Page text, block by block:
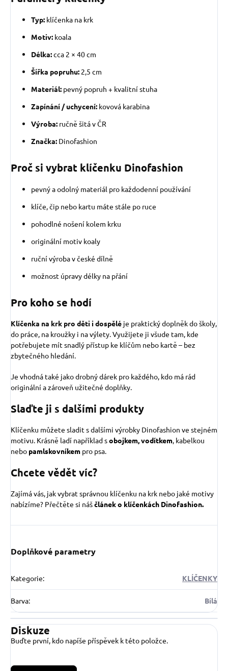
Typ: klíčenka na krk
Motiv: koala
Délka:cca 2 × 40 cm
Šířka popruhu: 2,5 cm
Materiál: pevný popruh + kvalitní stuha
Zapínání / uchycení: kovová karabina
Výroba: ručně šitá v ČR
Značka: Dinofashion
Proč si vybrat klíčenku Dinofashion
pevný a odolný materiál pro každodenní používání
klíče, čip nebo kartu máte stále po ruce
pohodlné nošení kolem krku
originální motiv koaly
ruční výroba v české dílně
možnost úpravy délky na přání
Pro koho se hodí
Klíčenka na krk pro děti i dospělé je praktický doplněk do školy,
do práce, na kroužky i na výlety. Využijete ji všude tam, kde
potřebujete mít snadlý přístup ke klíčům nebo kartě – bez
zbytečného hledání.
Je vhodná také jako drobný dárek pro každého, kdo má rád
originální a zároveň užitečné doplňky.
Slaďte ji s dalšími produkty
Klíčenku můžete sladit s dalšími výrobky Dinofashion ve stejném
motivu. Krásně ladí například sobojkem,vodítkem, kabelkou
nebo pamlskovníkem pro psa.
Chcete vědět víc?
Zajímá vás, jak vybrat správnou klíčenku na krk nebo jaké motivy
nabízíme? Přečtěte si náščlánek o klíčenkách Dinofashion.
Doplňkové parametry
Kategorie: KLÍČENKY
Barva: Bílá
Diskuze
Buďte první, kdo napíše příspěvek k této položce.